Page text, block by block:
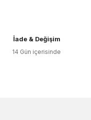
İade & Değişim
14 Gün içerisinde